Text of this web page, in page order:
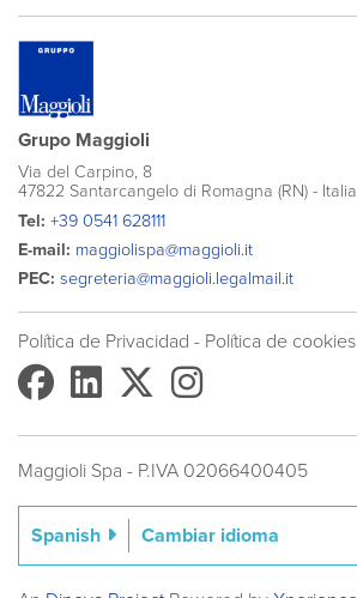
Grupo Maggioli
Via del Carpino, 8
47822 Santarcangelo di Romagna (RN) - Italia
Tel: +39 0541 628111
E-mail: maggiolispa@maggioli.it
PEC: segreteria@maggioli.legalmail.it
Política de Privacidad - Política de cookies​
Maggioli Spa - P.IVA 02066400405
Spanish Cambiar idioma